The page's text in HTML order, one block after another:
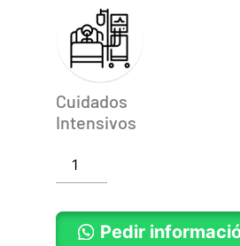
Cuidados
Intensivos
Pedir